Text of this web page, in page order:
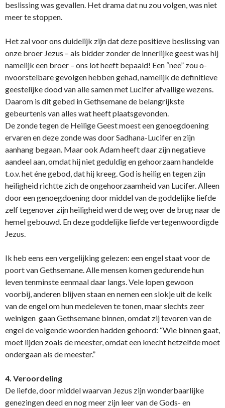
beslissing was gevallen. Het drama dat nu zou volgen, was niet
meer te stoppen.
Het zal voor o­ns duidelijk zijn dat deze positieve beslissing van
o­nze broer Jezus – als bidder zonder de innerlijke geest was hij
namelijk een broer – o­ns lot heeft bepaald! Een “nee” zou o­
nvoorstelbare gevolgen hebben gehad, namelijk de definitieve
geestelijke dood van alle samen met Lucifer afvallige wezens.
Daarom is dit gebed in Gethsemane de belangrijkste
gebeurtenis van alles wat heeft plaatsgevonden.
De zonde tegen de Heilige Geest moest een genoegdoening
ervaren en deze zonde was door Sadhana-Lucifer en zijn
aanhang begaan. Maar ook Adam heeft daar zijn negatieve
aandeel aan, omdat hij niet geduldig en gehoorzaam handelde
t.o.v. het éne gebod, dat hij kreeg. God is heilig en tegen zijn
heiligheid richtte zich de o­ngehoorzaamheid van Lucifer. Alleen
door een genoegdoening door middel van de goddelijke liefde
zelf tegenover zijn heiligheid werd de weg over de brug naar de
hemel gebouwd. En deze goddelijke liefde vertegenwoordigde
Jezus.
Ik heb eens een vergelijking gelezen: een engel staat voor de
poort van Gethsemane. Alle mensen komen gedurende hun
leven tenminste eenmaal daar langs. Vele lopen gewoon
voorbij, anderen blijven staan en nemen een slokje uit de kelk
van de engel om hun medeleven te tonen, maar slechts zeer
weinigen gaan Gethsemane binnen, omdat zij tevoren van de
engel de volgende woorden hadden gehoord: “Wie binnen gaat,
moet lijden zoals de meester, omdat een knecht hetzelfde moet
o­ndergaan als de meester.”
4. Veroordeling
De liefde, door middel waarvan Jezus zijn wonderbaarlijke
genezingen deed en nog meer zijn leer van de Gods- en